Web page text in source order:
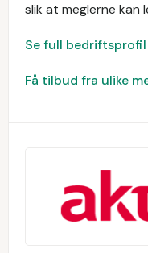
slik at meglerne kan
Se full bedriftsprofil
Få tilbud fra ulike